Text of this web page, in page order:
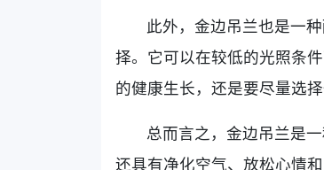
此外，金边吊兰也是一
择。它可以在较低的光照条
的健康生长，还是要尽量选
总而言之，金边吊兰是
还具有净化空气、放松心情